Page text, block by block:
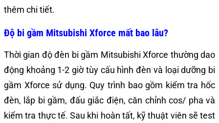
thêm chi tiết.
Độ bi gầm Mitsubishi Xforce mất bao lâu?
Thời gian độ đèn bi gầm Mitsubishi Xforce thường dao
động khoảng 1-2 giờ tùy cấu hình đèn và loại dưỡng bi
gầm Xforce sử dụng. Quy trình bao gồm kiểm tra hốc
đèn, lắp bi gầm, đấu giắc điện, căn chỉnh cos/ pha và
kiểm tra thực tế. Sau khi hoàn tất, kỹ thuật viên sẽ test